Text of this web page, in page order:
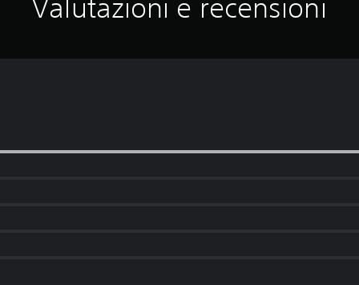
Valutazioni e recensioni